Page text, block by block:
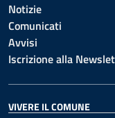
Notizie
Comunicati
Avvisi
Iscrizione alla
VIVERE IL COMUNE